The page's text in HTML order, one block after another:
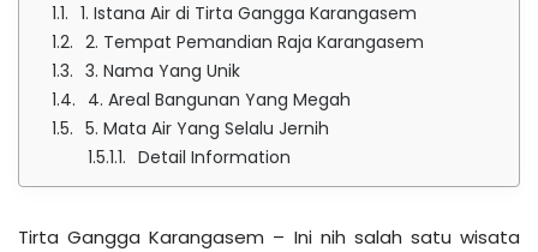
1. Istana Air di Tirta Gangga Karangasem
2. Tempat Pemandian Raja Karangasem
3. Nama Yang Unik
4. Areal Bangunan Yang Megah
5. Mata Air Yang Selalu Jernih
Detail Information
Tirta Gangga Karangasem – Ini nih salah satu wisata